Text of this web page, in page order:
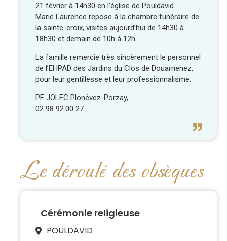
21 février à 14h30 en l’église de Pouldavid.
Marie Laurence repose à la chambre funéraire de
la sainte-croix, visites aujourd’hui de 14h30 à
18h30 et demain de 10h à 12h.
La famille remercie très sincèrement le personnel
de l’EHPAD des Jardins du Clos de Douarnenez,
pour leur gentillesse et leur professionnalisme.
PF JOLEC Plonévez-Porzay,
02 98 92.00 27
Le déroulé des obsèques
Cérémonie religieuse
POULDAVID